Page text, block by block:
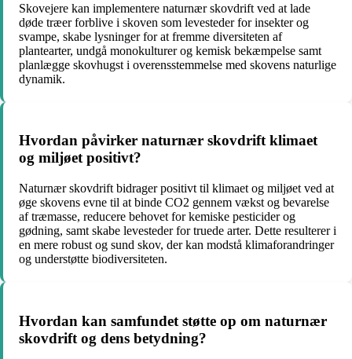
Skovejere kan implementere naturnær skovdrift ved at lade
døde træer forblive i skoven som levesteder for insekter og
svampe, skabe lysninger for at fremme diversiteten af
plantearter, undgå monokulturer og kemisk bekæmpelse samt
planlægge skovhugst i overensstemmelse med skovens naturlige
dynamik.
Hvordan påvirker naturnær skovdrift klimaet
og miljøet positivt?
Naturnær skovdrift bidrager positivt til klimaet og miljøet ved at
øge skovens evne til at binde CO2 gennem vækst og bevarelse
af træmasse, reducere behovet for kemiske pesticider og
gødning, samt skabe levesteder for truede arter. Dette resulterer i
en mere robust og sund skov, der kan modstå klimaforandringer
og understøtte biodiversiteten.
Hvordan kan samfundet støtte op om naturnær
skovdrift og dens betydning?